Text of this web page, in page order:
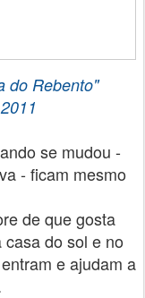
do Rebento"
2011
se mudou -
- ficam mesmo
de que gosta
do sol e no
e ajudam a